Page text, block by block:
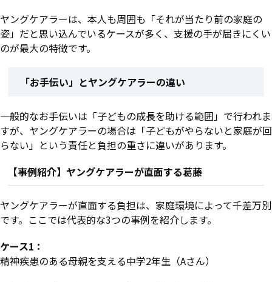
ヤングケアラーは、本人も周囲も「それが当たり前の家庭の
姿」だと思い込んでいるケースが多く、支援の手が届きにくい
のが最大の特徴です。
「お手伝い」とヤングケアラーの違い
一般的なお手伝いは「子どもの成長を助ける範囲」で行われま
すが、ヤングケアラーの場合は「子どもがやらないと家庭が回
らない」という責任と負担の重さに違いがあります。
【事例紹介】ヤングケアラーが直面する葛藤
ヤングケアラーが直面する負担は、家庭環境によって千差万別
です。ここでは代表的な3つの事例を紹介します。
ケース1：
精神疾患のある母親を支える中学2年生（Aさん）